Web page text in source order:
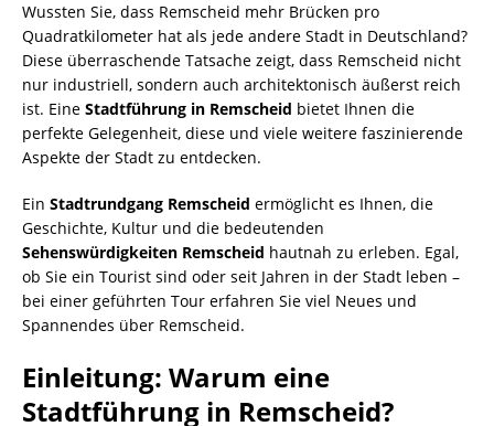
Wussten Sie, dass Remscheid mehr Brücken pro
Quadratkilometer hat als jede andere Stadt in Deutschland?
Diese überraschende Tatsache zeigt, dass Remscheid nicht
nur industriell, sondern auch architektonisch äußerst reich
ist. Eine Stadtführung in Remscheid bietet Ihnen die
perfekte Gelegenheit, diese und viele weitere faszinierende
Aspekte der Stadt zu entdecken.
Ein Stadtrundgang Remscheid ermöglicht es Ihnen, die
Geschichte, Kultur und die bedeutenden
Sehenswürdigkeiten Remscheid hautnah zu erleben. Egal,
ob Sie ein Tourist sind oder seit Jahren in der Stadt leben –
bei einer geführten Tour erfahren Sie viel Neues und
Spannendes über Remscheid.
Einleitung: Warum eine
Stadtführung in Remscheid?